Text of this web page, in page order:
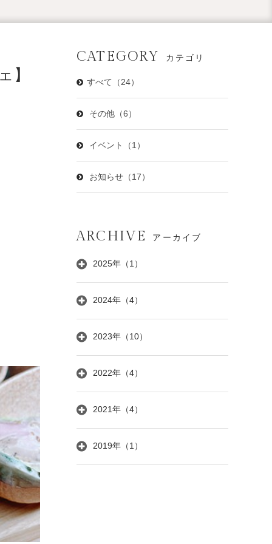
】
CATEGORY カテゴリ
すべて（24）
その他（6）
イベント（1）
お知らせ（17）
ARCHIVE アーカイブ
2025年（1）
2024年（4）
2023年（10）
2022年（4）
2021年（4）
2019年（1）